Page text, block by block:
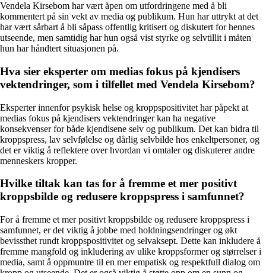
Vendela Kirsebom har vært åpen om utfordringene med å bli
kommentert på sin vekt av media og publikum. Hun har uttrykt at det
har vært sårbart å bli såpass offentlig kritisert og diskutert for hennes
utseende, men samtidig har hun også vist styrke og selvtillit i måten
hun har håndtert situasjonen på.
Hva sier eksperter om medias fokus på kjendisers
vektendringer, som i tilfellet med Vendela Kirsebom?
Eksperter innenfor psykisk helse og kroppspositivitet har påpekt at
medias fokus på kjendisers vektendringer kan ha negative
konsekvenser for både kjendisene selv og publikum. Det kan bidra til
kroppspress, lav selvfølelse og dårlig selvbilde hos enkeltpersoner, og
det er viktig å reflektere over hvordan vi omtaler og diskuterer andre
menneskers kropper.
Hvilke tiltak kan tas for å fremme et mer positivt
kroppsbilde og redusere kroppspress i samfunnet?
For å fremme et mer positivt kroppsbilde og redusere kroppspress i
samfunnet, er det viktig å jobbe med holdningsendringer og økt
bevissthet rundt kroppspositivitet og selvaksept. Dette kan inkludere å
fremme mangfold og inkludering av ulike kroppsformer og størrelser i
media, samt å oppmuntre til en mer empatisk og respektfull dialog om